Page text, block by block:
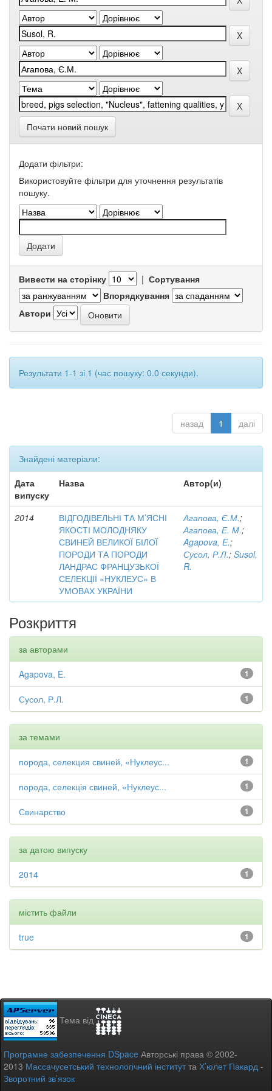
Почати новий пошук
Додати фільтри:
Використовуйте фільтри для уточнення результатів
пошуку.
Вивести на сторінку | Сортування
Впорядкування
Автори
Результати 1-1 зі 1 (час пошуку: 0.0 секунди).
назад 1 далі
Знайдені матеріали:
Дата
випуску
Назва Автор(и)
2014
ВІДГОДІВЕЛЬНІ ТА М’ЯСНІ
ЯКОСТІ МОЛОДНЯКУ
СВИНЕЙ ВЕЛИКОЇ БІЛОЇ
ПОРОДИ ТА ПОРОДИ
ЛАНДРАС ФРАНЦУЗЬКОЇ
СЕЛЕКЦІЇ «НУКЛЕУС» В
УМОВАХ УКРАЇНИ
Агапова, Є.М.;
Агапова, Е. М.;
Agapova, E.;
Сусол, Р.Л.; Susol,
R.
Розкриття
за авторами
1
Agapova, E.
1
Сусол, Р.Л.
за темами
1
порода, селекция свиней, «Нуклеус...
1
порода, селекція свиней, «Нуклеус...
1
Свинарство
за датою випуску
1
2014
містить файли
1
true
Тема від
Програмне забезпечення DSpace Авторські права © 2002-
2013 Массачусетський технологічний інститутта Х’юлет Пакард -
Зворотний зв’язок